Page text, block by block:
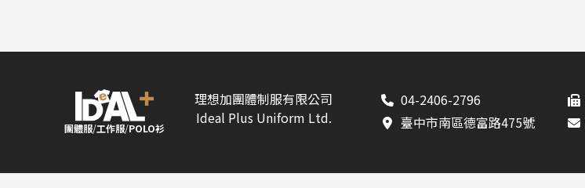
團體服/工作服/POLO衫
理想加團體制服有限公司
Ideal Plus Uniform Ltd.
04-2406-2796
臺中市南區德富路475號